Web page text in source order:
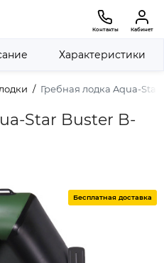
Контакты Кабинет
Гребная лодка Aqua-Star
Star Buster B-
Характеристики
Бесплатная доставка